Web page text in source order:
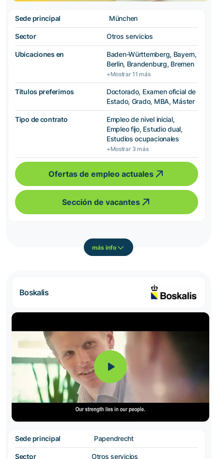
Sede principal München
Sector Otros servicios
Ubicaciones en
Baden-Württemberg, Bayern,
Berlin, Brandenburg, Bremen
+Mostrar 11 más
Títulos preferimos
Doctorado, Examen oficial de
Estado, Grado, MBA, Máster
Tipo de contrato
Empleo de nivel inicial,
Empleo fijo, Estudio dual,
Estudios ocupacionales
+Mostrar 3 más
Ofertas de empleo actuales
Sección de vacantes
más info
Boskalis
Sede principal Papendrecht
Sector Otros servicios